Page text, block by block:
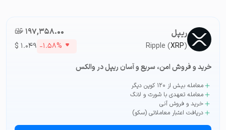
ریپل
Ripple (XRP)
۱۹۷,۳۵۸.۰۰تومان-ء
$ ۱.۰۴۹ -۱.۵۸%
خرید و فروش امن، سریع و آسان ریپل در والکس
معامله بیش از ۱۲۰ کوین دیگر
معامله تعهدی با شورت و لانگ
خرید و فروش آنی
دریافت اعتبار معاملاتی (سکو)